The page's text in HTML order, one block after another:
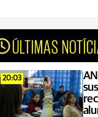
ÚLTIMAS
20:03